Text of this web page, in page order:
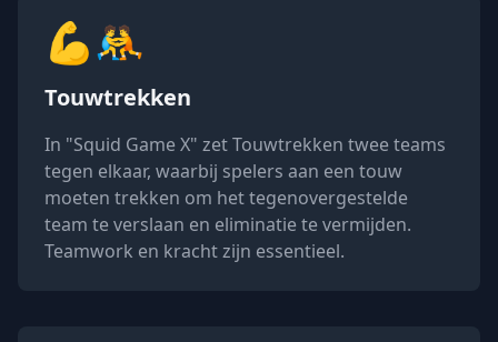
💪🤼
Touwtrekken
In "Squid Game X" zet Touwtrekken twee teams
tegen elkaar, waarbij spelers aan een touw
moeten trekken om het tegenovergestelde
team te verslaan en eliminatie te vermijden.
Teamwork en kracht zijn essentieel.